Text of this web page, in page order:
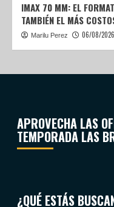
IMAX 70 MM: EL
TAMBIÉN EL MÁS
Marilu Perez 06/08/2026
APROVECHA LAS
TEMPORADA LAS
¿QUÉ ESTÁS